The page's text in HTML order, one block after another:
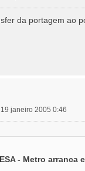
da portagem ao
janeiro 2005 0:46
- Metro arranca